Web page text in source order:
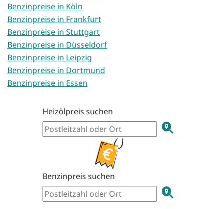
Benzinpreise in Köln
Benzinpreise in Frankfurt
Benzinpreise in Stuttgart
Benzinpreise in Düsseldorf
Benzinpreise in Leipzig
Benzinpreise in Dortmund
Benzinpreise in Essen
Heizölpreis suchen
Benzinpreis suchen